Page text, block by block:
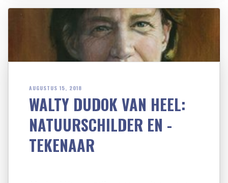
AUGUSTUS 15, 2018
WALTY DUDOK VAN HEEL:
NATUURSCHILDER EN -
TEKENAAR